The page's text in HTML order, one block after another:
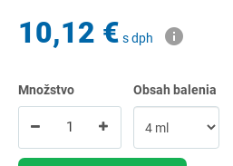
10,12 € s dph
Množstvo Obsah balenia